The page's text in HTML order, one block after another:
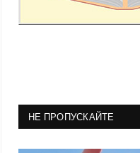
НЕ ПРОПУСКАЙТЕ